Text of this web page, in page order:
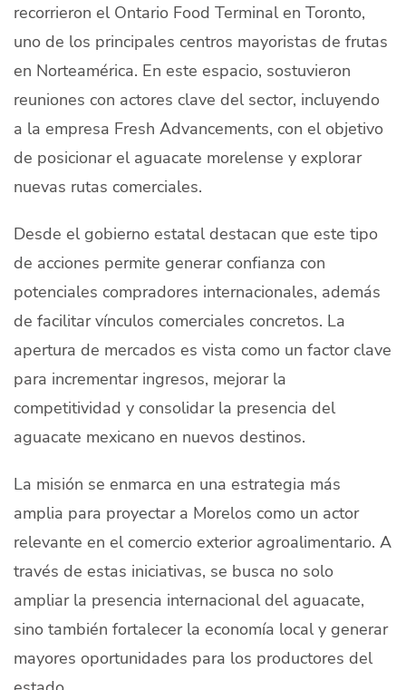
recorrieron el Ontario Food Terminal en Toronto,
uno de los principales centros mayoristas de frutas
en Norteamérica. En este espacio, sostuvieron
reuniones con actores clave del sector, incluyendo
a la empresa Fresh Advancements, con el objetivo
de posicionar el aguacate morelense y explorar
nuevas rutas comerciales.
Desde el gobierno estatal destacan que este tipo
de acciones permite generar confianza con
potenciales compradores internacionales, además
de facilitar vínculos comerciales concretos. La
apertura de mercados es vista como un factor clave
para incrementar ingresos, mejorar la
competitividad y consolidar la presencia del
aguacate mexicano en nuevos destinos.
La misión se enmarca en una estrategia más
amplia para proyectar a Morelos como un actor
relevante en el comercio exterior agroalimentario. A
través de estas iniciativas, se busca no solo
ampliar la presencia internacional del aguacate,
sino también fortalecer la economía local y generar
mayores oportunidades para los productores del